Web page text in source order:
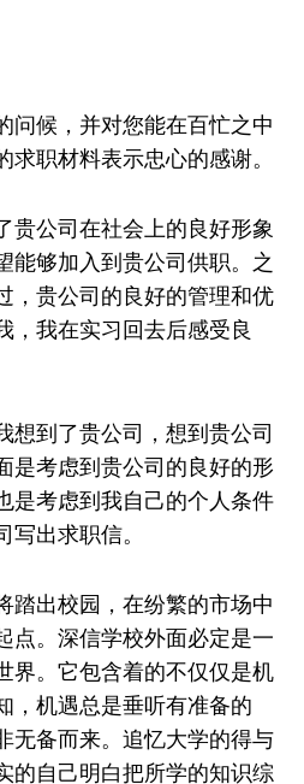
候，并对您能在百忙之中
求职材料表示忠心的感谢。
公司在社会上的良好形象
能够加入到贵公司供职。之
，贵公司的良好的管理和优
，我在实习回去后感受良
到了贵公司，想到贵公司
是考虑到贵公司的良好的形
是考虑到我自己的个人条件
写出求职信。
出校园，在纷繁的市场中
点。深信学校外面必定是一
界。它包含着的不仅仅是机
，机遇总是垂听有准备的
无备而来。追忆大学的得与
的自己明白把所学的知识综